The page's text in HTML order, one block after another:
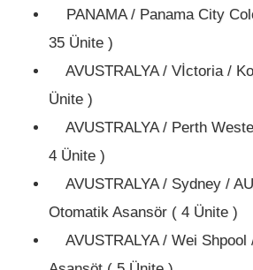
PANAMA / Panama City
35 Ünite )
AVUSTRALYA / Vİctoria /
Ünite )
AVUSTRALYA / Perth
4 Ünite )
AVUSTRALYA / Sydney /
Otomatik Asansör ( 4 Ünite )
AVUSTRALYA / Wei Shpool